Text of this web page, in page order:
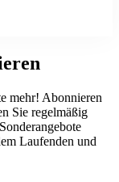
mehr! Abonnieren
Sie regelmäßig
Laufenden und